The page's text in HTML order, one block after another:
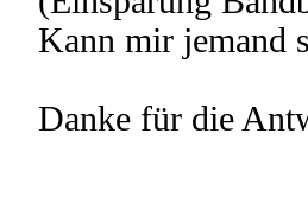
Kann mir jemand
Danke für die